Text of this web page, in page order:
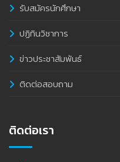
รับสมัครนักศึกษา
ปฏิทินวิชาการ
ข่าวประชาสัมพันธ์
ติดต่อสอบถาม
ติดต่อเรา